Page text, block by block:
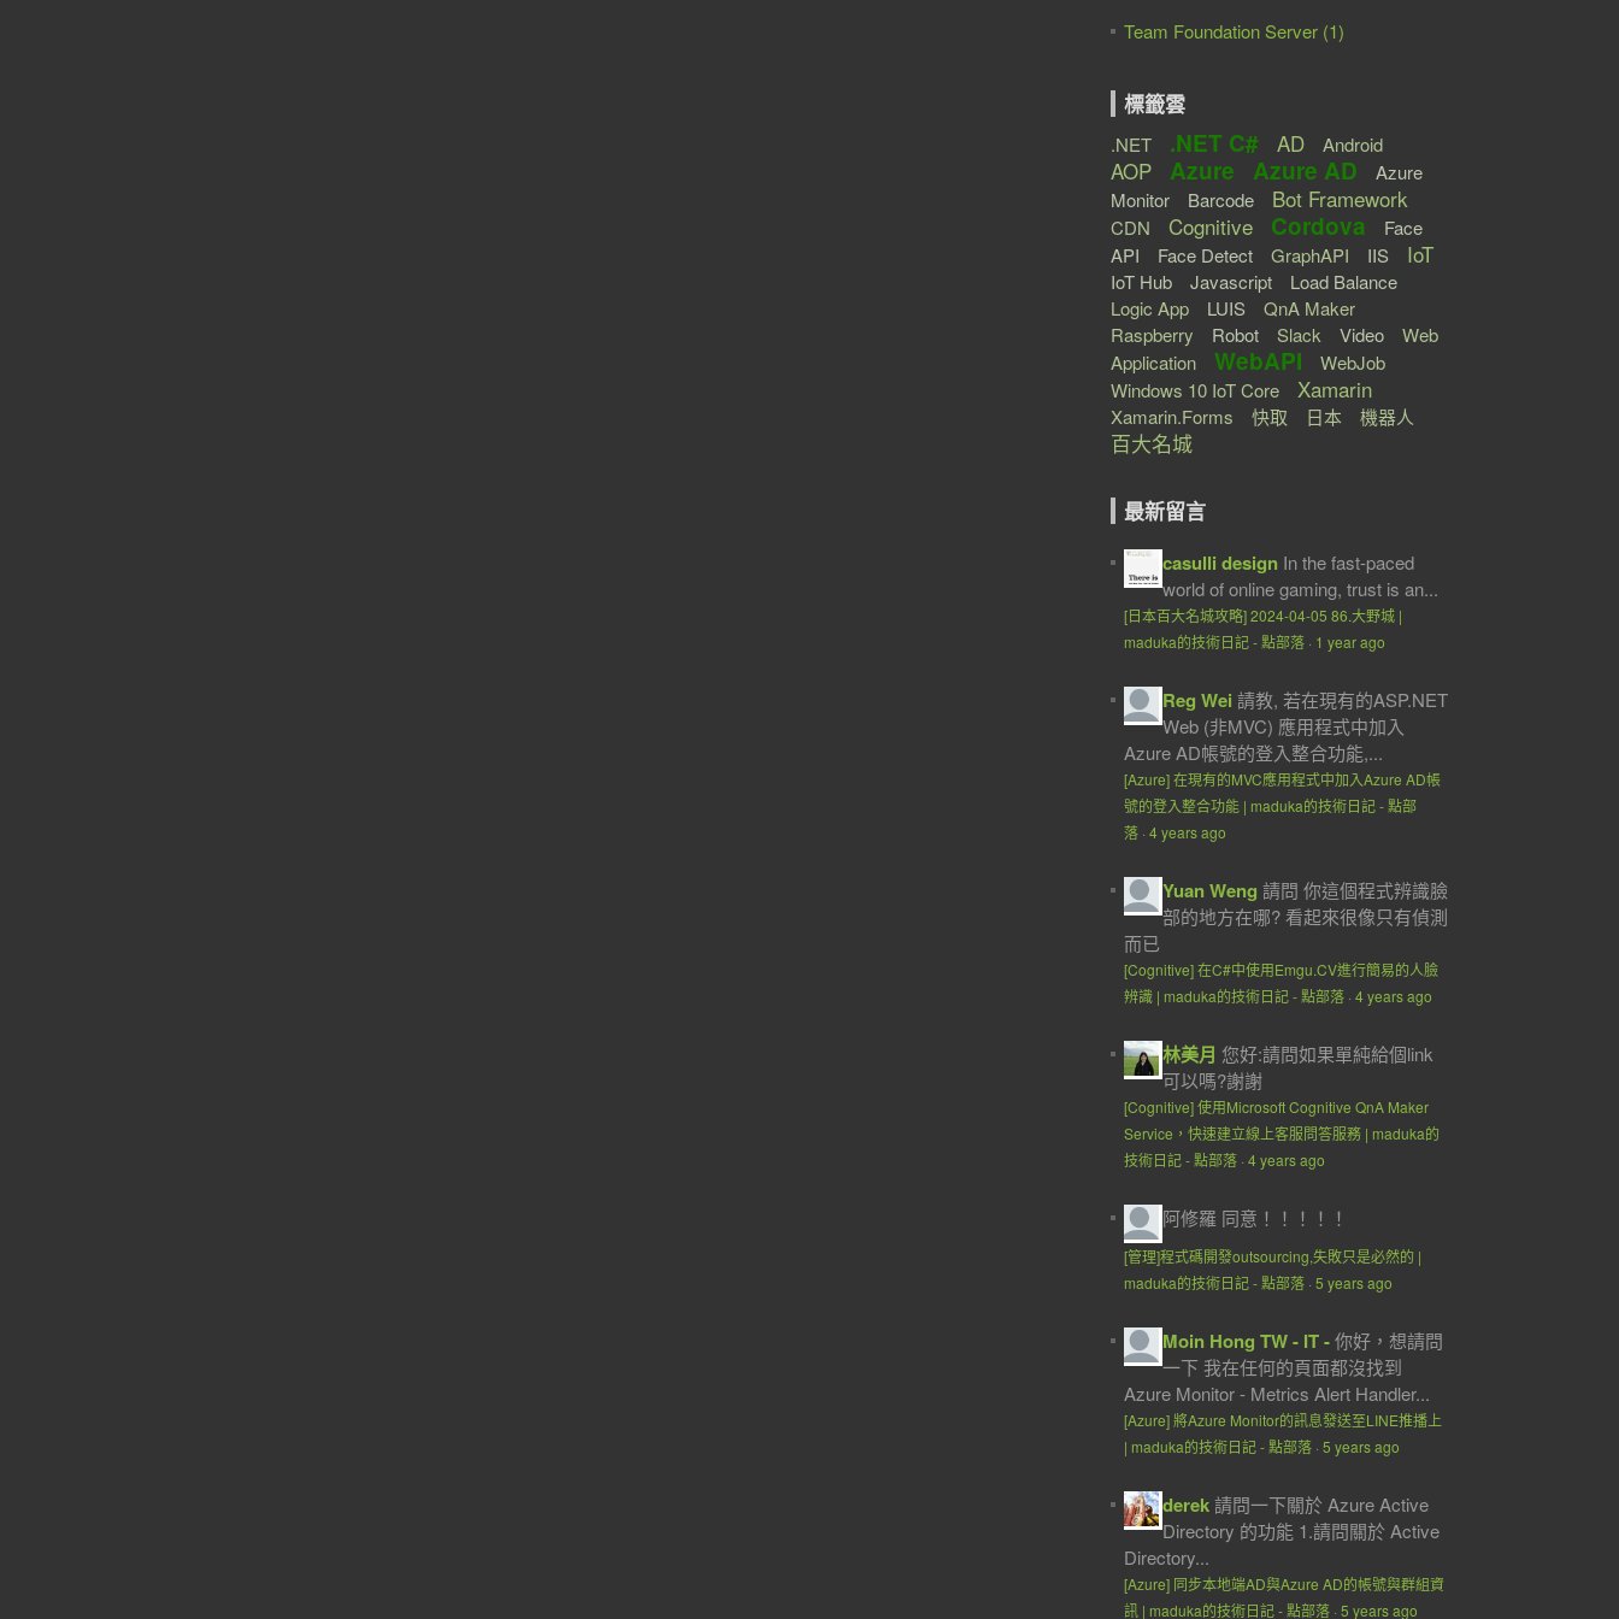
Team Foundation Server (1)
標籤雲
.NET .NET C# AD Android
AOP Azure Azure AD
Azure
Monitor
Barcode Bot Framework
CDN Cognitive Cordova
Face
API
Face Detect GraphAPI IIS IoT
IoT Hub Javascript
Load Balance
Logic App
LUIS
QnA Maker
Raspberry
Robot Slack Video
Web
Application
WebAPI
WebJob
Windows 10 IoT Core
Xamarin
Xamarin.Forms 快取 日本 機器人
百大名城
最新留言
casulli design In the fast-paced
world of online gaming, trust is an...
[日本百大名城攻略] 2024-04-05 86.大野城 |
maduka的技術日記 - 點部落 · 1 year ago
Reg Wei 請教, 若在現有的ASP.NET
Web (非MVC) 應用程式中加入
Azure AD帳號的登入整合功能,...
[Azure] 在現有的MVC應用程式中加入Azure AD帳
號的登入整合功能 | maduka的技術日記 - 點部
落 · 4 years ago
Yuan Weng 請問 你這個程式辨識臉
部的地方在哪? 看起來很像只有偵測
而已
[Cognitive] 在C#中使用Emgu.CV進行簡易的人臉
辨識 | maduka的技術日記 - 點部落 · 4 years ago
林美月 您好:請問如果單純給個link
可以嗎?謝謝
[Cognitive] 使用Microsoft Cognitive QnA Maker
Service，快速建立線上客服問答服務 | maduka的
技術日記 - 點部落 · 4 years ago
阿修羅 同意！！！！！
[管理]程式碼開發outsourcing,失敗只是必然的 |
maduka的技術日記 - 點部落 · 5 years ago
Moin Hong TW - IT -你好，想請問
一下 我在任何的頁面都沒找到
Azure Monitor - Metrics Alert Handler...
[Azure] 將Azure Monitor的訊息發送至LINE推播上
| maduka的技術日記 - 點部落 · 5 years ago
derek請問一下關於 Azure Active
Directory 的功能 1.請問關於 Active
Directory...
[Azure] 同步本地端AD與Azure AD的帳號與群組資
訊 | maduka的技術日記 - 點部落 · 5 years ago